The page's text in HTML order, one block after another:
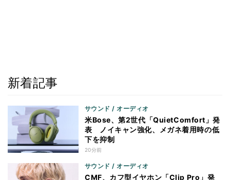
新着記事
サウンド / オーディオ
米Bose、第2世代「QuietComfort」発
表 ノイキャン強化、メガネ着用時の低
下を抑制
20分前
サウンド / オーディオ
CMF、カフ型イヤホン「Clip Pro」発